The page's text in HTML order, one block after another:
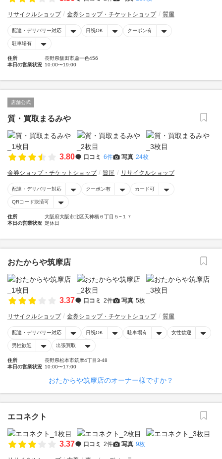
リサイクルショップ 金券ショップ・チケットショップ 質屋
配達・デリバリー対応 日祝OK クーポン有
駐車場有
住所
長野県飯田市鼎一色456
本日の営業状況 10:00〜19:00
店舗公式
質・買取まるみや
3.80 口コミ 6件 写真 24枚
金券ショップ・チケットショップ 質屋 リサイクルショップ
配達・デリバリー対応 クーポン有 カード可
QRコード決済可
住所
大阪府大阪市北区天神橋６丁目５−１７
本日の営業状況 定休日
おたからや筑摩店
3.37 口コミ 2件 写真 5枚
リサイクルショップ 金券ショップ・チケットショップ 質屋
配達・デリバリー対応 日祝OK 駐車場有 女性歓迎
男性歓迎 出張買取
住所
長野県松本市筑摩4丁目3-48
本日の営業状況 10:00〜17:00
おたからや筑摩店のオーナー様ですか？
エコネクト
3.37 口コミ 2件 写真 9枚